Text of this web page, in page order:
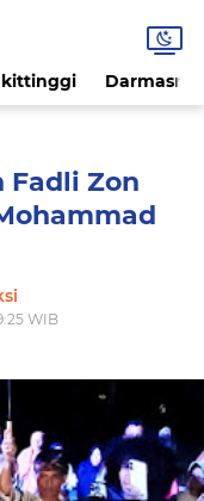
Fadli Zon
WIB